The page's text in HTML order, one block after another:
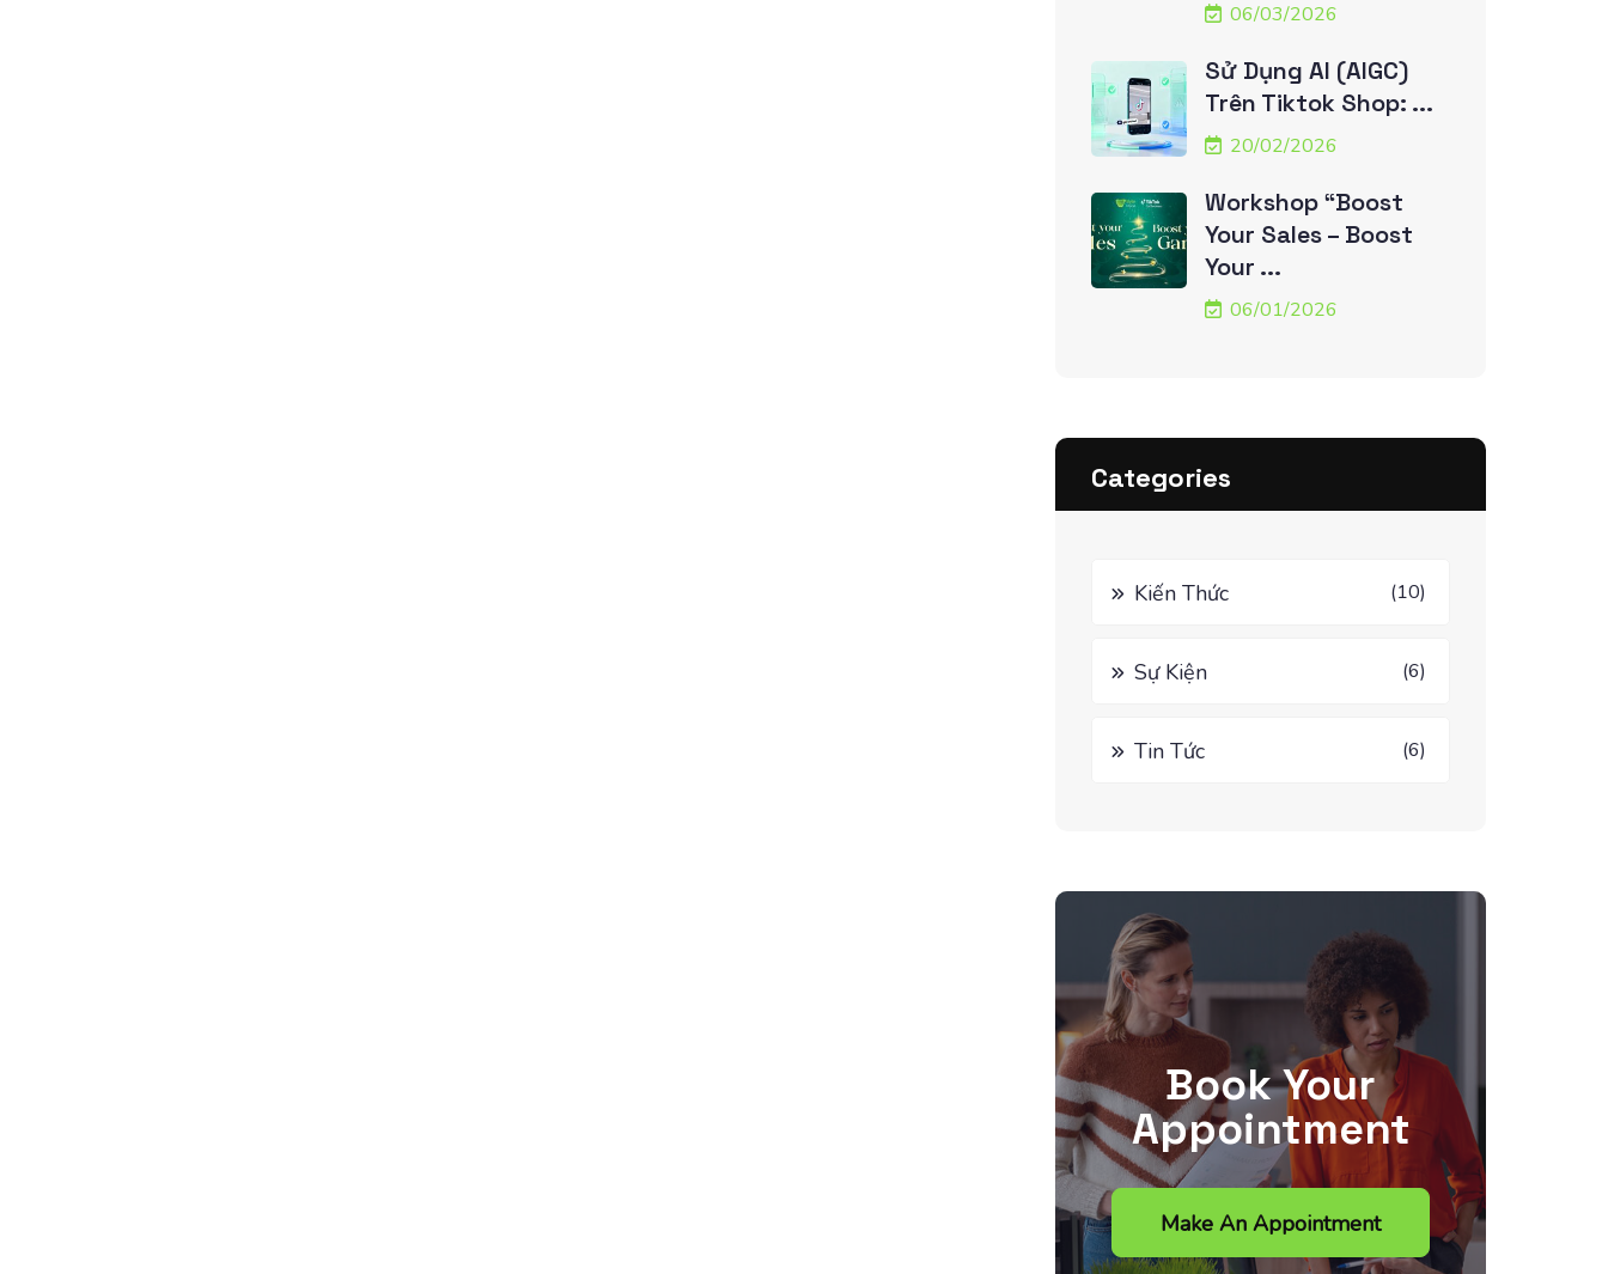
06/03/2026
Sử Dụng AI (AIGC)
Trên Tiktok Shop: ...
20/02/2026
Workshop “Boost
Your Sales – Boost
Your ...
06/01/2026
Categories
Kiến Thức (10)
Sự Kiện (6)
Tin Tức (6)
Book Your
Appointment
Make An Appointment